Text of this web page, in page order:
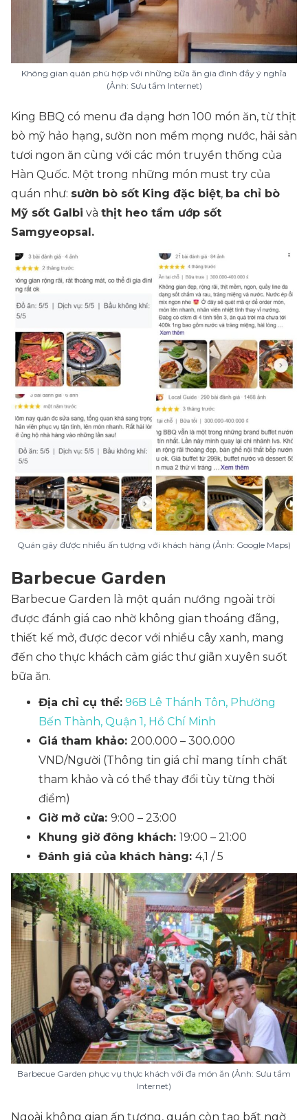
Không gian quán phù hợp với những bữa ăn gia đình đầy ý nghĩa
(Ảnh: Sưu tầm Internet)
King BBQ có menu đa dạng hơn 100 món ăn, từ thịt
bò mỹ hảo hạng, sườn non mềm mọng nước, hải sản
tươi ngon ăn cùng với các món truyền thống của
Hàn Quốc. Một trong những món must try của
quán như: sườn bò sốt King đặc biệt, ba chỉ bò
Mỹ sốt Galbi và thịt heo tẩm ướp sốt
Samgyeopsal.
Quán gây được nhiều ấn tượng với khách hàng (Ảnh: Google Maps)
Barbecue Garden
Barbecue Garden là một quán nướng ngoài trời
được đánh giá cao nhờ không gian thoáng đãng,
thiết kế mở, được decor với nhiều cây xanh, mang
đến cho thực khách cảm giác thư giãn xuyên suốt
bữa ăn.
Địa chỉ cụ thể: 96B Lê Thánh Tôn, Phường
Bến Thành, Quận 1, Hồ Chí Minh
Giá tham khảo: 200.000 – 300.000
VND/Người (Thông tin giá chỉ mang tính chất
tham khảo và có thể thay đổi tùy từng thời
điểm)
Giờ mở cửa: 9:00 – 23:00
Khung giờ đông khách: 19:00 – 21:00
Đánh giá của khách hàng: 4,1 / 5
Barbecue Garden phục vụ thực khách với đa món ăn (Ảnh: Sưu tầm
Internet)
Ngoài không gian ấn tượng, quán còn tạo bất ngờ